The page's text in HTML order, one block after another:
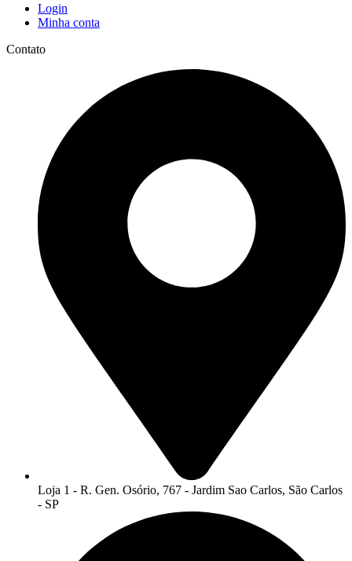
Login
Minha conta
Contato
Loja 1 - R. Gen. Osório, 767 - Jardim Sao Carlos, São Carlos
- SP